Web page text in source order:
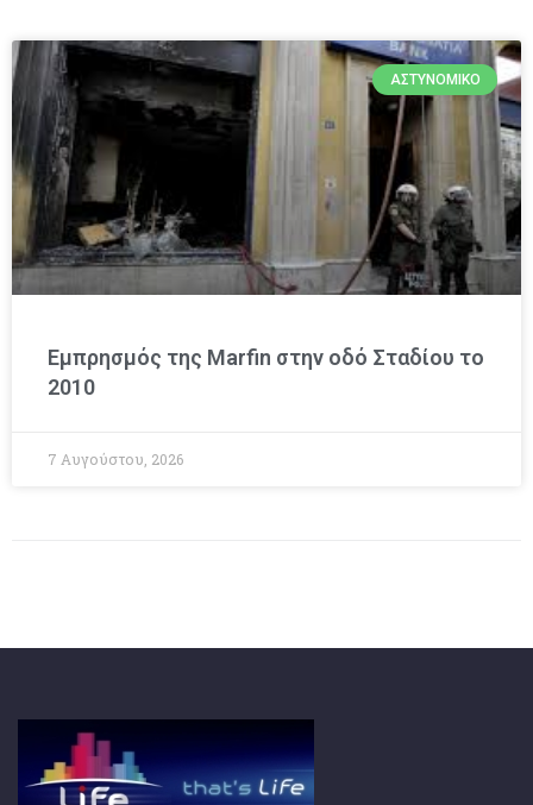
ΑΣΤΥΝΟΜΙΚΌ
Εμπρησμός της Marfin στην οδό Σταδίου το
2010
7 Αυγούστου, 2026